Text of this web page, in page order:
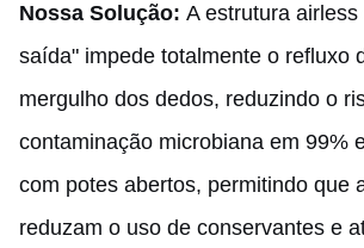
Nossa Solução: A estrutura
saída" impede totalmente o refluxo
mergulho dos dedos, reduzindo o
contaminação microbiana em 99%
com potes abertos, permitindo que
reduzam o uso de conservantes e